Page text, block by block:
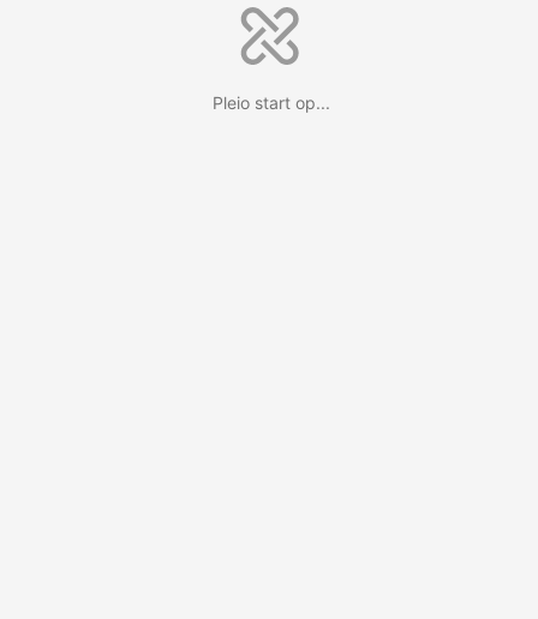
Pleio start op...